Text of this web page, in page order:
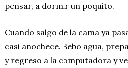
pensar, a dormir un poquito.
Cuando salgo de la cama ya
casi anochece. Bebo agua,
y regreso a la computadora y